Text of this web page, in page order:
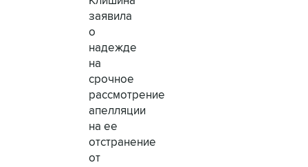
заявила
о
надежде
на
срочное
рассмотрение
апелляции
на ее
отстранение
от